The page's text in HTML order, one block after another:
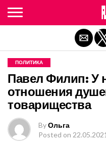
ПОЛИТИКА
Павел Филип: У
отношения
товарищества
ByОльга
Posted on 22.05.2021
Exit